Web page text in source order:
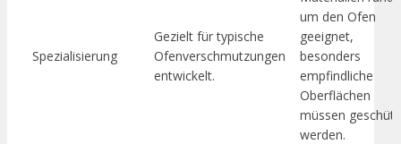
Spezialisierung
Gezielt für typische
Ofenverschmutzungen
entwickelt.
um den Ofen
geeignet,
besonders
empfindliche
Oberflächen
müssen
werden.